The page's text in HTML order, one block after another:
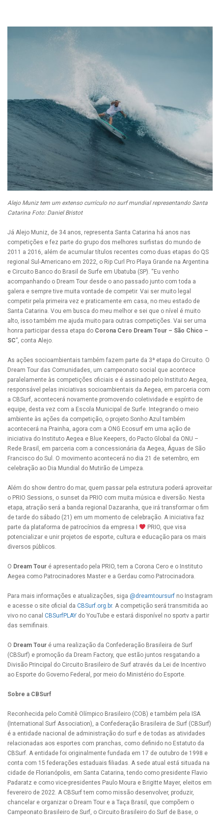
Alejo Muniz tem um extenso currículo no surf mundial representando Santa
Catarina Foto: Daniel Bristot
Já Alejo Muniz, de 34 anos, representa Santa Catarina há anos nas
competições e fez parte do grupo dos melhores surfistas do mundo de
2011 a 2016, além de acumular títulos recentes como duas etapas do QS
regional Sul-Americano em 2022, o Rip Curl Pro Playa Grande na Argentina
e Circuito Banco do Brasil de Surfe em Ubatuba (SP). “Eu venho
acompanhando o Dream Tour desde o ano passado junto com toda a
galera e sempre tive muita vontade de competir. Vai ser muito legal
competir pela primeira vez e praticamente em casa, no meu estado de
Santa Catarina. Vou em busca do meu melhor e sei que o nível é muito
alto, isso também me ajuda muito para outras competições. Vai ser uma
honra participar dessa etapa do Corona Cero Dream Tour – São Chico –
SC”, conta Alejo.
As ações socioambientais também fazem parte da 3ª etapa do Circuito. O
Dream Tour das Comunidades, um campeonato social que acontece
paralelamente às competições oficiais e é assinado pelo Instituto Aegea,
responsável pelas iniciativas socioambientais da Aegea, em parceria com
a CBSurf, acontecerá novamente promovendo coletividade e espírito de
equipe, desta vez com a Escola Municipal de Surfe. Integrando o meio
ambiente às ações da competição, o projeto Sonho Azul também
acontecerá na Prainha, agora com a ONG Ecosurf em uma ação de
iniciativa do Instituto Aegea e Blue Keepers, do Pacto Global da ONU –
Rede Brasil, em parceria com a concessionária da Aegea, Águas de São
Francisco do Sul. O movimento acontecerá no dia 21 de setembro, em
celebração ao Dia Mundial do Mutirão de Limpeza.
Além do show dentro do mar, quem passar pela estrutura poderá aproveitar
o PRIO Sessions, o sunset da PRIO com muita música e diversão. Nesta
etapa, atração será a banda regional Dazaranha, que irá transformar o fim
de tarde do sábado (21) em um momento de celebração. A iniciativa faz
parte da plataforma de patrocínios da empresa I
PRIO, que visa
potencializar e unir projetos de esporte, cultura e educação para os mais
diversos públicos.
O Dream Tour é apresentado pela PRIO, tem a Corona Cero e o Instituto
Aegea como Patrocinadores Master e a Gerdau como Patrocinadora.
Para mais informações e atualizações, siga @dreamtoursurf no Instagram
e acesse o site oficial da CBSurf.org.br. A competição será transmitida ao
vivo no canal CBSurfPLAY do YouTube e estará disponível no sportv a partir
das semifinais.
O Dream Tour é uma realização da Confederação Brasileira de Surf
(CBSurf) e promoção da Dream Factory, que estão juntos resgatando a
Divisão Principal do Circuito Brasileiro de Surf através da Lei de Incentivo
ao Esporte do Governo Federal, por meio do Ministério do Esporte.
Sobre a CBSurf
Reconhecida pelo Comitê Olímpico Brasileiro (COB) e também pela ISA
(International Surf Association), a Confederação Brasileira de Surf (CBSurf)
é a entidade nacional de administração do surf e de todas as atividades
relacionadas aos esportes com pranchas, como definido no Estatuto da
CBSurf. A entidade foi originalmente fundada em 17 de outubro de 1998 e
conta com 15 federações estaduais filiadas. A sede atual está situada na
cidade de Florianópolis, em Santa Catarina, tendo como presidente Flavio
Padaratz e como vice-presidentes Paulo Moura e Brigitte Mayer, eleitos em
fevereiro de 2022. A CBSurf tem como missão desenvolver, produzir,
chancelar e organizar o Dream Tour e a Taça Brasil, que compõem o
Campeonato Brasileiro de Surf, o Circuito Brasileiro do Surf de Base, o